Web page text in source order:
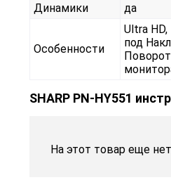
Динамики да
Особенности
Ultra
под
SHARP PN-HY551
На этот товар еще